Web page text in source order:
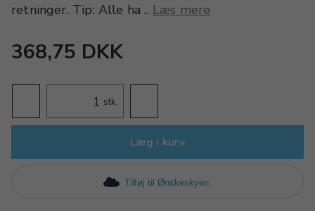
retninger. Tip: Alle ha .. Læs mere
368,75 DKK
stk.
Læg i kurv
Tilføj til Ønskeskyen